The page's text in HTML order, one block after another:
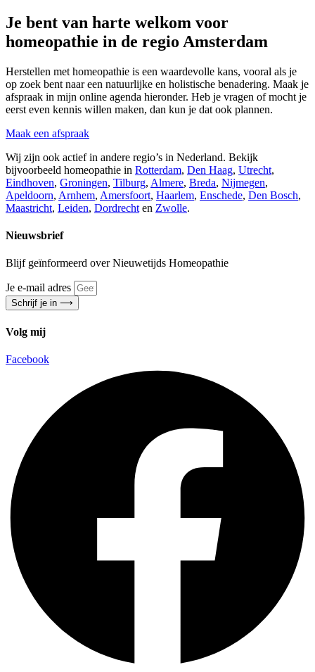
Je bent van harte welkom voor
homeopathie in de regio Amsterdam
Herstellen met homeopathie is een waardevolle kans, vooral als je
op zoek bent naar een natuurlijke en holistische benadering. Maak je
afspraak in mijn online agenda hieronder. Heb je vragen of mocht je
eerst even kennis willen maken, dan kun je dat ook plannen.
Maak een afspraak
Wij zijn ook actief in andere regio’s in Nederland. Bekijk
bijvoorbeeld homeopathie in Rotterdam, Den Haag, Utrecht,
Eindhoven, Groningen, Tilburg, Almere, Breda, Nijmegen,
Apeldoorn, Arnhem, Amersfoort, Haarlem, Enschede, Den Bosch,
Maastricht, Leiden, Dordrecht en Zwolle.
Nieuwsbrief
Blijf geïnformeerd over Nieuwetijds Homeopathie
Je e-mail adres
Schrijf je in ⟶
Volg mij
Facebook